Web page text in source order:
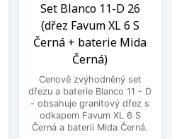
Set Blanco 11-D 26
(dřez Favum XL 6 S
Černá + baterie Mida
Černá)
Cenově zvýhodněný set
dřezu a baterie Blanco 11 - D
- obsahuje granitový dřez s
odkapem Favum XL 6 S
Černá a baterii Mida Černá.